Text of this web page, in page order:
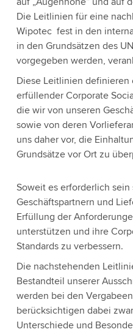
Die Leitlinien für eine
Wipotec fest in den
in den Grundsätzen des
vorgegeben werden,
Diese Leitlinien definieren
erfüllender Corporate
die wir von unseren
sowie von deren
uns daher vor, die
Grundsätze vor Ort zu
Soweit es erforderlich
Geschäftspartnern und
Erfüllung der
unterstützen und ihre
Standards zu verbessern.
Die nachstehenden
Bestandteil unserer
werden bei den
berücksichtigen dabei
Unterschiede und